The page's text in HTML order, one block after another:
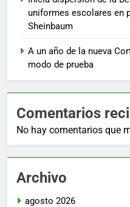
uniformes escolares en
Sheinbaum
A un año de la nueva
modo de prueba
Comentarios
No hay comentarios que
Archivo
agosto 2026